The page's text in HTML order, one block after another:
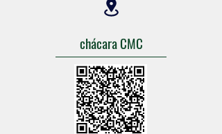
chácara CMC